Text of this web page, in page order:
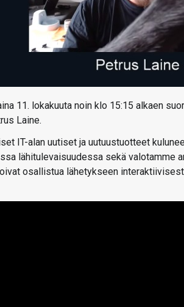
11. lokakuuta noin klo 15:15 alkaen
Laine.
IT-alan uutiset ja uutuustuotteet
lähitulevaisuudessa sekä valotamme
osallistua lähetykseen